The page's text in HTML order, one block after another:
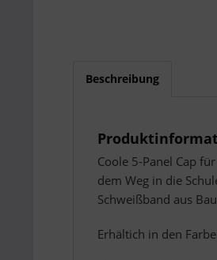
Beschreibung
Coole 5-Panel Cap
dem Weg in die
Schweißband aus
Erhältich in den